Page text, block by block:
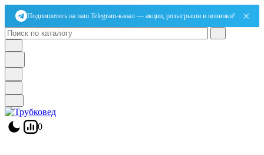
Подпишитесь на наш Telegram-канал — акции, розыгрыши и новинки! ×
0